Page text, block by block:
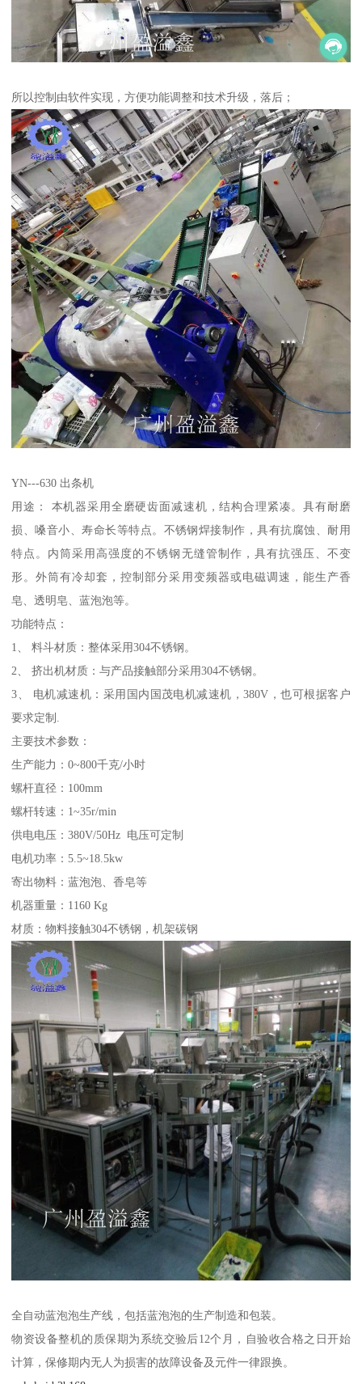
所以控制由软件实现，方便功能调整和技术升级，落后；
YN---630 出条机
用途： 本机器采用全磨硬齿面减速机，结构合理紧凑。具有耐磨
损、嗓音小、寿命长等特点。不锈钢焊接制作，具有抗腐蚀、耐用
特点。内筒采用高强度的不锈钢无缝管制作，具有抗强压、不变
形。外筒有冷却套，控制部分采用变频器或电磁调速，能生产香
皂、透明皂、蓝泡泡等。
功能特点：
1、 料斗材质：整体采用304不锈钢。
2、 挤出机材质：与产品接触部分采用304不锈钢。
3、 电机减速机：采用国内国茂电机减速机，380V，也可根据客户
要求定制.
主要技术参数：
生产能力：0~800千克/小时
螺杆直径：100mm
螺杆转速：1~35r/min
供电电压：380V/50Hz 电压可定制
电机功率：5.5~18.5kw
寄出物料：蓝泡泡、香皂等
机器重量：1160 Kg
材质：物料接触304不锈钢，机架碳钢
全自动蓝泡泡生产线，包括蓝泡泡的生产制造和包装。
物资设备整机的质保期为系统交验后12个月，自验收合格之日开始
计算，保修期内无人为损害的故障设备及元件一律跟换。